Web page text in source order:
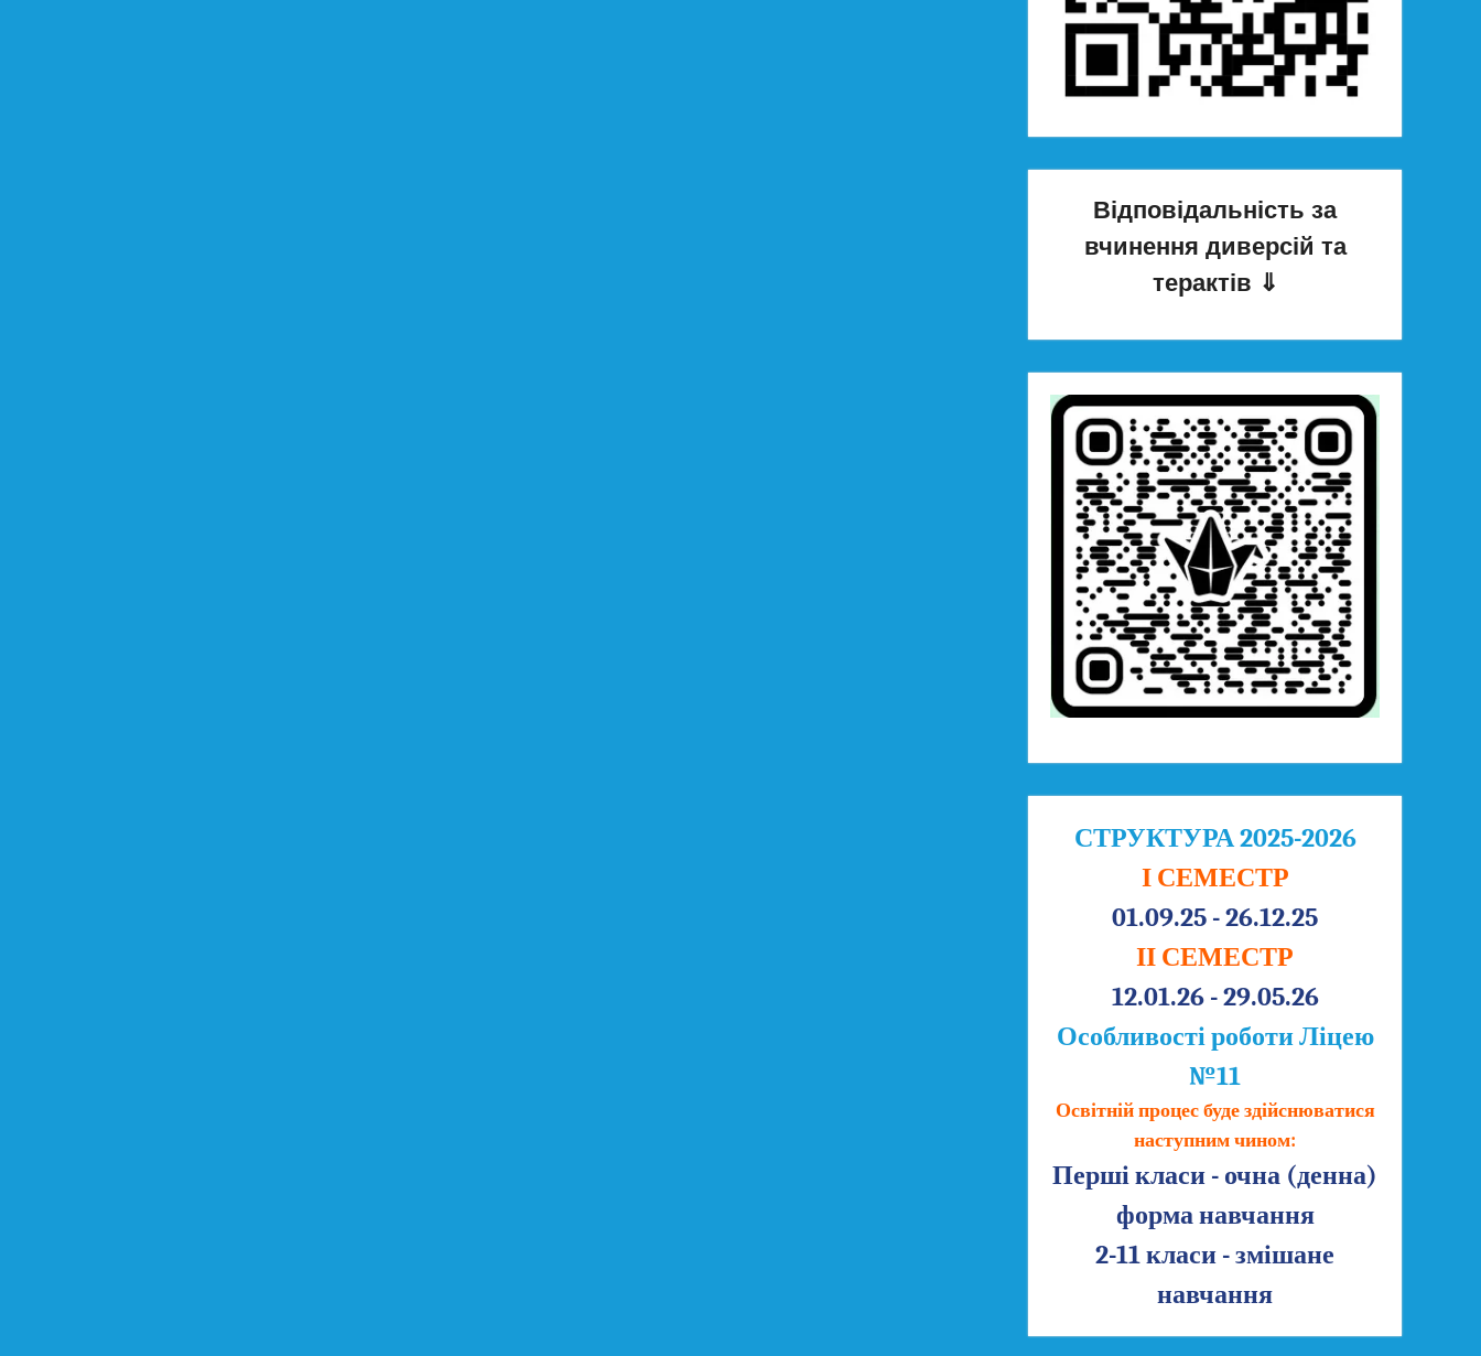
Відповідальність за
вчинення диверсій та
терактів ⇓
СТРУКТУРА 2025-2026
І СЕМЕСТР
01.09.25 - 26.12.25
ІІ СЕМЕСТР
12.01.26 - 29.05.26
Особливості роботи Ліцею
№11
Освітній процес буде здійснюватися
наступним чином:
Перші класи - очна (денна)
форма навчання
2-11 класи - змішане
навчання